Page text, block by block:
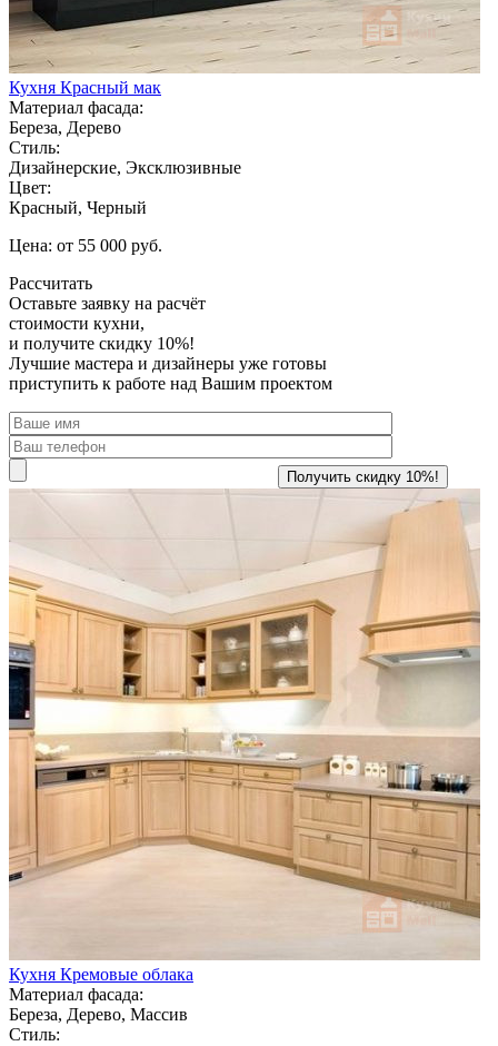
Кухня Красный мак
Материал фасада:
Береза, Дерево
Стиль:
Дизайнерские, Эксклюзивные
Цвет:
Красный, Черный
Цена: от 55 000 руб.
Рассчитать
Оставьте заявку на расчёт
стоимости кухни,
и получите скидку 10%!
Лучшие мастера и дизайнеры уже готовы
приступить к работе над Вашим проектом
Кухня Кремовые облака
Материал фасада:
Береза, Дерево, Массив
Стиль: